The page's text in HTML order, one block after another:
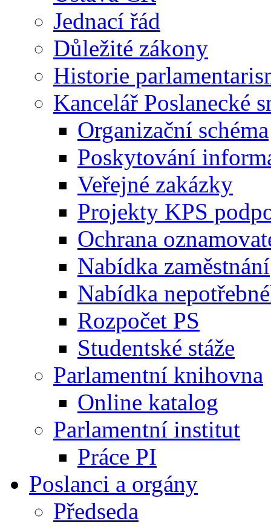
Jednací řád
Důležité zákony
Historie
Kancelář Poslanecké
Organizační schéma
Poskytování
Veřejné zakázky
Projekty KPS
Ochrana
Nabídka zaměstnání
Nabídka
Rozpočet PS
Studentské stáže
Parlamentní knihovna
Online katalog
Parlamentní institut
Práce PI
Poslanci a orgány
Předseda